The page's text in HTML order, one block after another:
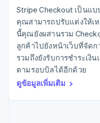
ก
ข้
เพิ่มเติม
Product roadmap
ดูสิ่งที่กำลังจะมาถึง
Radar
การป้องกันการฉ้อโกง
และสัน
ประกัน
สื่อและ
องค์กรไ
บริการเ
ภาครัฐ
ธุรกิจค้
แอป
ตัวอย่า
บล็อกข
สถานะ
ติดต่อฝ่
สมัครเ
Stripe Checkout เป็นแบ
คุณสามารถปรับแต่งให้เ
นี้คุณยังผสานรวม
ลูกค้าไปยังหน้าเว็บที่จัดก
รวมถึงยังรับการชำระเงิ
ตามรอบบิลได้อีกด้วย
ดูข้อมูลเพิ่มเติม